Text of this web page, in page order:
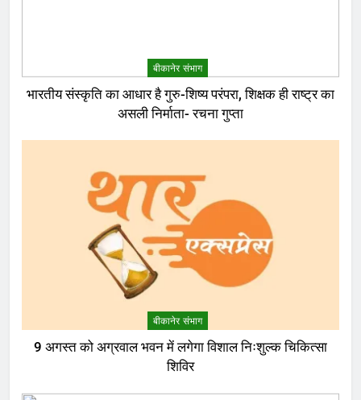
बीकानेर संभाग
भारतीय संस्कृति का आधार है गुरु-शिष्य परंपरा, शिक्षक ही राष्ट्र का
असली निर्माता- रचना गुप्ता
बीकानेर संभाग
9 अगस्त को अग्रवाल भवन में लगेगा विशाल निःशुल्क चिकित्सा
शिविर